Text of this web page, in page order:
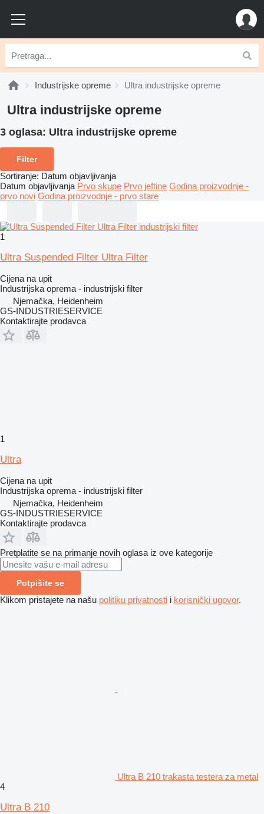
Industrijske opreme Ultra industrijske opreme
Ultra industrijske opreme
3 oglasa: Ultra industrijske opreme
Filter
Sortiranje: Datum objavljivanja
Datum objavljivanja Prvo skupe Prvo jeftine Godina proizvodnje -
prvo novi Godina proizvodnje - prvo stare
1
Ultra Suspended Filter Ultra Filter
Cijena na upit
Industrijska oprema - industrijski filter
Njemačka, Heidenheim
GS-INDUSTRIESERVICE
Kontaktirajte prodavca
1
Ultra
Cijena na upit
Industrijska oprema - industrijski filter
Njemačka, Heidenheim
GS-INDUSTRIESERVICE
Kontaktirajte prodavca
Pretplatite se na primanje novih oglasa iz ove kategorije
Potpišite se
Klikom pristajete na našu politiku privatnosti i korisnički ugovor.
Ultra B 210 trakasta testera za metal
4
Ultra B 210